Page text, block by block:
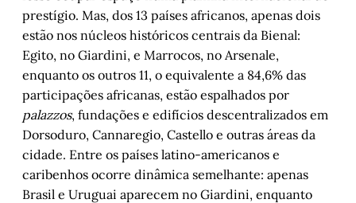
Wagner Nabarro e Natalia Sá Britto
Do lado de cá do arroio, por Evandro
Machado Luciano
As primeiras reduções do Tape por Artur
Barcelos
Entre o mundo e eu - Capítulo VI, por
Marlon Pires Ramos
Cordel do Corte Raso - Capítulo 5, por
Gonçalo Ferraz
prestígio. Mas, dos 13 países africanos, apenas dois
estão nos núcleos históricos centrais da Bienal:
Egito, no Giardini, e Marrocos, no Arsenale,
enquanto os outros 11, o equivalente a 84,6% das
participações africanas, estão espalhados por
palazzos, fundações e edifícios descentralizados em
Dorsoduro, Cannaregio, Castello e outras áreas da
cidade. Entre os países latino-americanos e
caribenhos ocorre dinâmica semelhante: apenas
Brasil e Uruguai aparecem no Giardini, enquanto